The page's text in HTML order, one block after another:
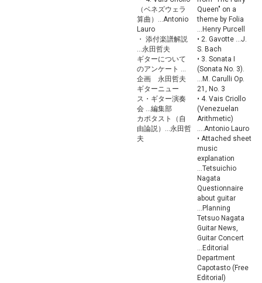
（ベネズウェラ
算曲）...Antonio
Lauro
・ 添付楽譜解説
...永田哲夫
ギターについて
のアンケート ...
企画 永田哲夫
ギターニュー
ス・ギター演奏
会 ...編集部
カポタスト（自
由論説）...永田哲
夫
Queen" on a
theme by Folia
...Henry Purcell
• 2. Gavotte ...J.
S. Bach
• 3. Sonata I
(Sonata No. 3).
...M. Carulli Op.
21, No. 3
• 4. Vais Criollo
(Venezuelan
Arithmetic)
....Antonio Lauro
• Attached sheet
music
explanation
...Tetsuichio
Nagata
Questionnaire
about guitar
...Planning
Tetsuo Nagata
Guitar News,
Guitar Concert
...Editorial
Department
Capotasto (Free
Editorial)